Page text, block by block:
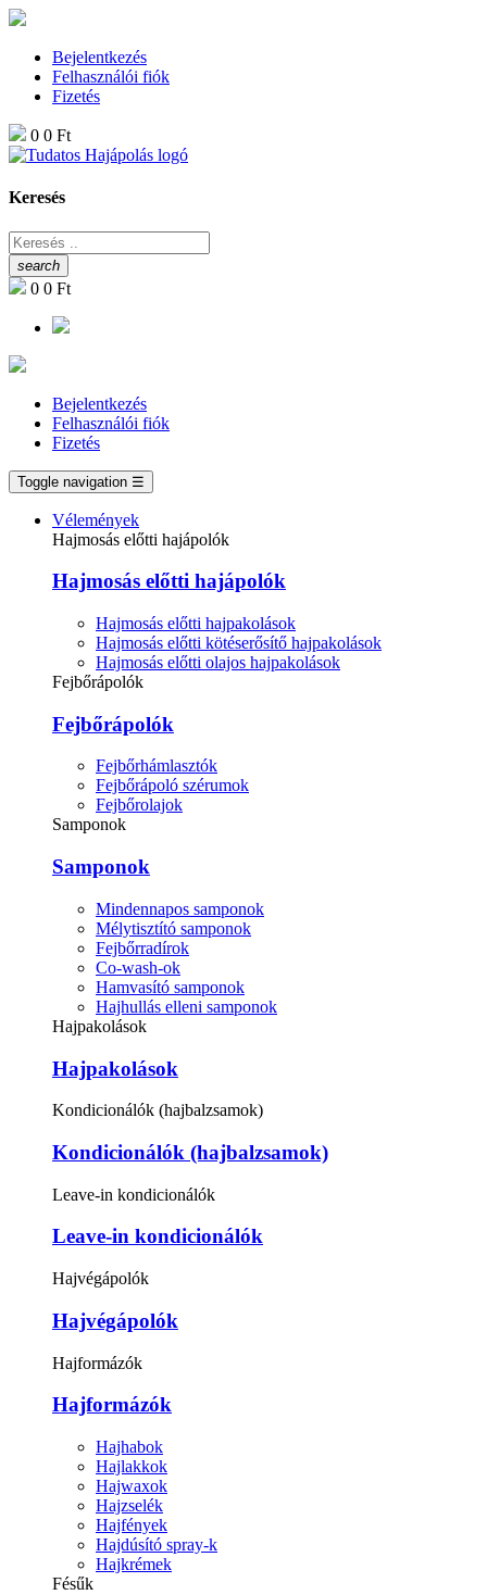
Bejelentkezés
Felhasználói fiók
Fizetés
0 0 Ft
Keresés
search
0 0 Ft
Bejelentkezés
Felhasználói fiók
Fizetés
Toggle navigation ☰
Vélemények
Hajmosás előtti hajápolók
Hajmosás előtti hajápolók
Hajmosás előtti hajpakolások
Hajmosás előtti kötéserősítő hajpakolások
Hajmosás előtti olajos hajpakolások
Fejbőrápolók
Fejbőrápolók
Fejbőrhámlasztók
Fejbőrápoló szérumok
Fejbőrolajok
Samponok
Samponok
Mindennapos samponok
Mélytisztító samponok
Fejbőrradírok
Co-wash-ok
Hamvasító samponok
Hajhullás elleni samponok
Hajpakolások
Hajpakolások
Kondicionálók (hajbalzsamok)
Kondicionálók (hajbalzsamok)
Leave-in kondicionálók
Leave-in kondicionálók
Hajvégápolók
Hajvégápolók
Hajformázók
Hajformázók
Hajhabok
Hajlakkok
Hajwaxok
Hajzselék
Hajfények
Hajdúsító spray-k
Hajkrémek
Fésűk